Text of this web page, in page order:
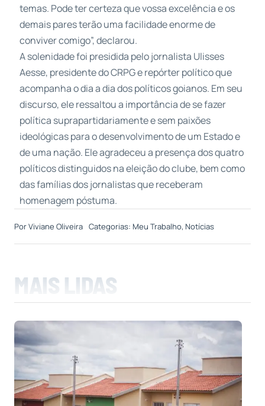
temas. Pode ter certeza que vossa excelência e os
demais pares terão uma facilidade enorme de
conviver comigo”, declarou.
A solenidade foi presidida pelo jornalista Ulisses
Aesse, presidentedo CRPG e repórter político que
acompanha o dia a dia dos políticos goianos. Em seu
discurso, ele ressaltou a importância de se fazer
política suprapartidariamente e sem paixões
ideológicas para o desenvolvimento de um Estado e
de uma nação. Ele agradeceu a presença dos quatro
políticos distinguidos na eleição do clube, bem como
das famílias dos jornalistas que receberam
homenagem póstuma.
PorViviane Oliveira Categorias: Meu Trabalho, Notícias
MAIS LIDAS